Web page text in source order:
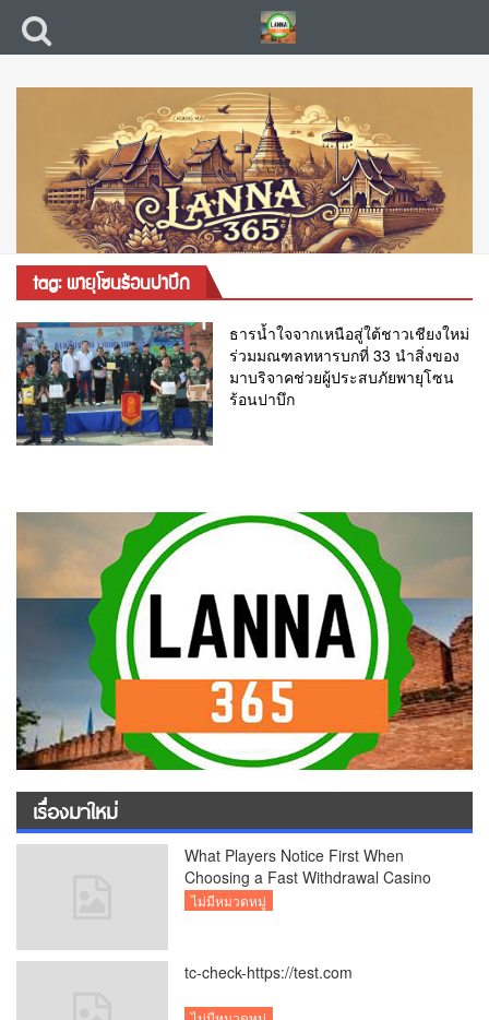
tag: พายุโซนร้อนปาบึก
ธารน้ำใจจากเหนือสู่ใต้ชาวเชียงใหม่
ร่วมมณฑลทหารบกที่ 33 นำสิ่งของ
มาบริจาคช่วยผู้ประสบภัยพายุโซน
ร้อนปาบึก
เรื่องมาใหม่
What Players Notice First When
Choosing a Fast Withdrawal Casino
UK
ไม่มีหมวดหมู่
tc-check-https://test.com